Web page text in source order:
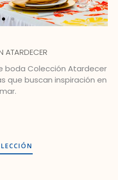
ATARDECER
boda Colección Atardecer
que buscan inspiración en